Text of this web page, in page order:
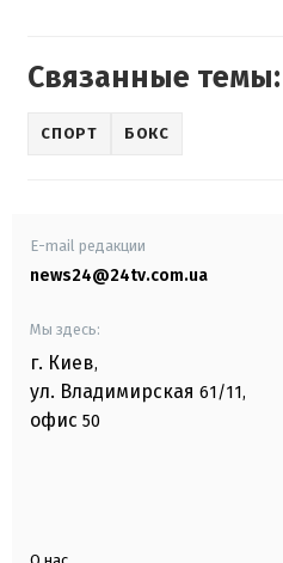
Связанные темы:
СПОРТ БОКС
E-mail редакции
news24@24tv.com.ua
Мы здесь:
г. Киев,
ул. Владимирская 61/11,
офис 50